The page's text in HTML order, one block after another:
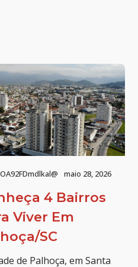
maio 28, 2026
4 Bairros
Viver Em
SC
de Palhoça, em Santa